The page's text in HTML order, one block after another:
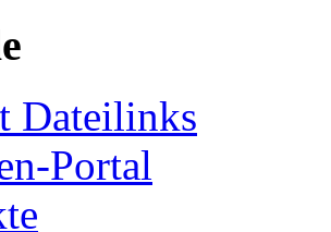
Dateilinks
Portal